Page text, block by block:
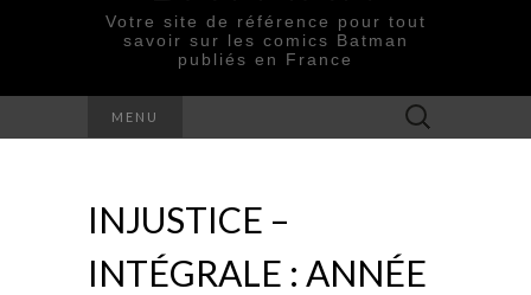
Votre site de référence pour tout
savoir sur les comics Batman
publiés en France
MENU Rechercher :
INJUSTICE –
INTÉGRALE : ANNÉE